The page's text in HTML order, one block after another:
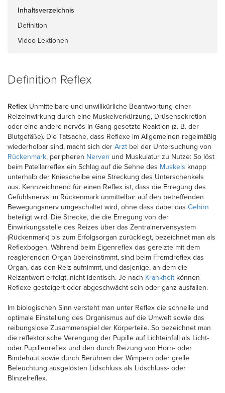
Inhaltsverzeichnis
Definition
Video Lektionen
Definition Reflex
Reflex Unmittelbare und unwillkürliche Beantwortung einer
Reizeinwirkung durch eine Muskelverkürzung, Drüsensekretion
oder eine andere nervös in Gang gesetzte Reaktion (z. B. der
Blutgefäße). Die Tatsache, dass Reflexe im Allgemeinen regelmäßig
wiederholbar sind, macht sich der Arzt bei der Untersuchung von
Rückenmark, peripheren Nerven und Muskulatur zu Nutze: So löst
beim Patellarreflex ein Schlag auf die Sehne des Muskels knapp
unterhalb der Kniescheibe eine Streckung des Unterschenkels
aus. Kennzeichnend für einen Reflex ist, dass die Erregung des
Gefühlsnervs im Rückenmark unmittelbar auf den betreffenden
Bewegungsnerv umgeschaltet wird, ohne dass dabei das Gehirn
beteiligt wird. Die Strecke, die die Erregung von der
Einwirkungsstelle des Reizes über das Zentralnervensystem
(Rückenmark) bis zum Erfolgsorgan zurücklegt, bezeichnet man als
Reflexbogen. Während beim Eigenreflex das gereizte mit dem
reagierenden Organ übereinstimmt, sind beim Fremdreflex das
Organ, das den Reiz aufnimmt, und dasjenige, an dem die
Reizantwort erfolgt, nicht identisch. Je nach Krankheit können
Reflexe gesteigert oder abgeschwächt sein oder ganz ausfallen.
Im biologischen Sinn versteht man unter Reflex die schnelle und
optimale Einstellung des Organismus auf die Umwelt sowie das
reibungslose Zusammenspiel der Körperteile. So bezeichnet man
die reflektorische Verengung der Pupille auf Lichteinfall als Licht-
oder Pupillenreflex und den durch Reizung von Horn- oder
Bindehaut sowie durch Berühren der Wimpern oder grelle
Beleuchtung ausgelösten Lidschluss als Lidschluss- oder
Blinzelreflex.